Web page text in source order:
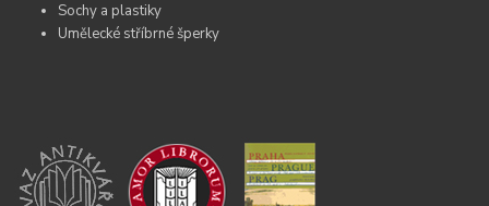
Sochy a plastiky
Umělecké stříbrné šperky